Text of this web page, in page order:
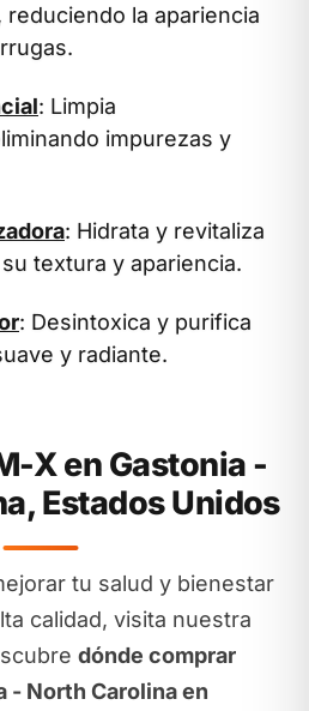
la apariencia
: Limpia
impurezas y
: Hidrata y revitaliza
textura y apariencia.
: Desintoxica y purifica
y radiante.
X en Gastonia -
Estados Unidos
tu salud y bienestar
calidad, visita nuestra
dónde comprar
- North Carolina en